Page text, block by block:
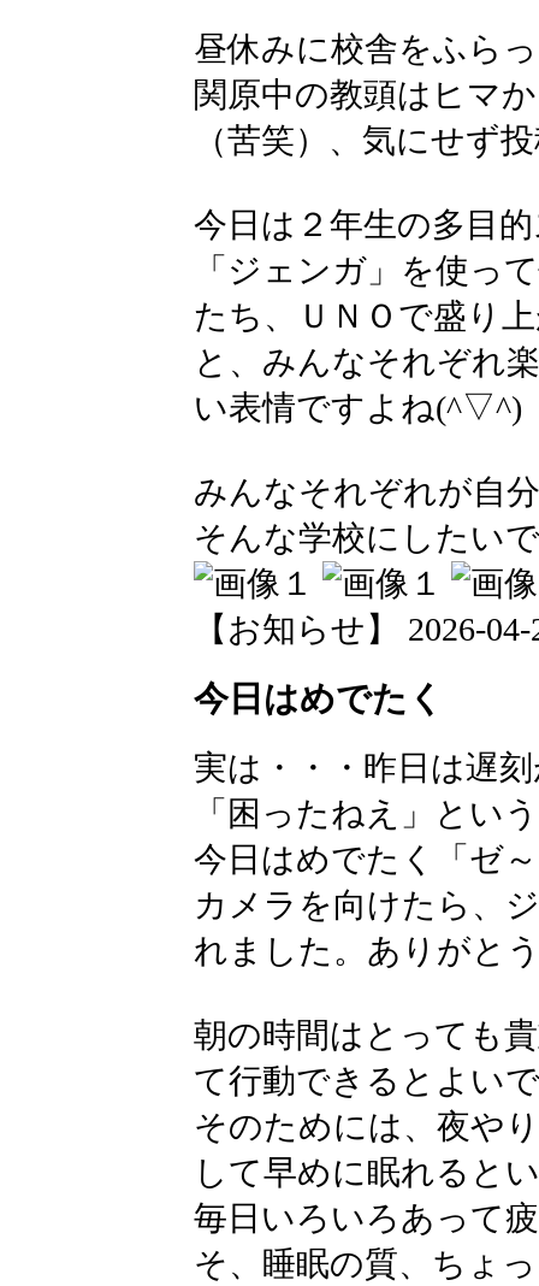
昼休みに校舎をふら
関原中の教頭はヒマ
（苦笑）、気にせず
今日は２年生の多目
「ジェンガ」を使っ
たち、ＵＮＯで盛り
と、みんなそれぞれ
い表情ですよね(^▽^)
みんなそれぞれが自
そんな学校にしたい
【お知らせ】 2026-
今日はめでたく
実は・・・昨日は遅
「困ったねえ」とい
今日はめでたく「ゼ
カメラを向けたら、
れました。ありがと
朝の時間はとっても
て行動できるとよい
そのためには、夜や
して早めに眠れると
毎日いろいろあって
そ、睡眠の質、ちょ